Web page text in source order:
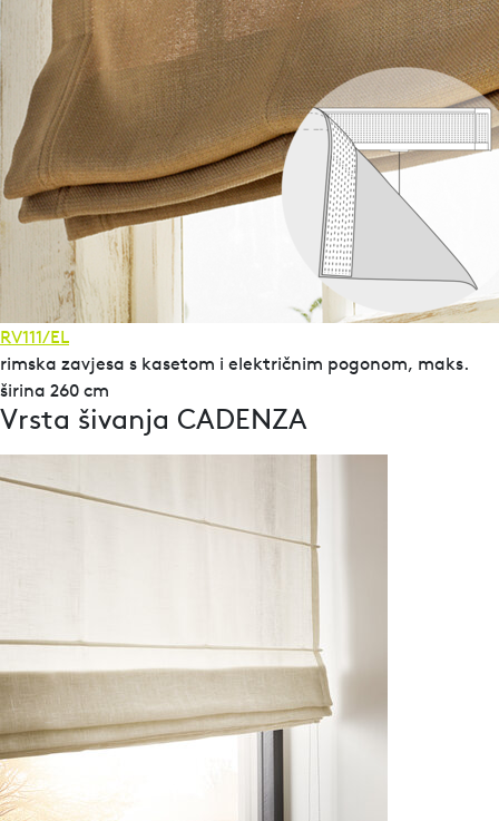
RV111/EL
rimska zavjesa s kasetom i električnim pogonom, maks.
širina 260 cm
Vrsta šivanja CADENZA